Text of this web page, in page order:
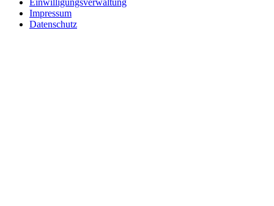
Impressum
Datenschutz